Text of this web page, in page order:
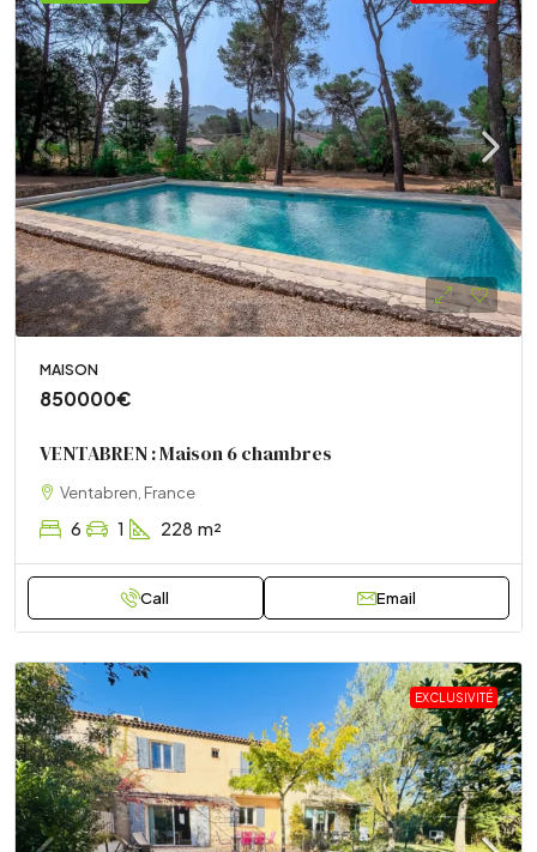
MAISON
850000€
VENTABREN : Maison 6 chambres
Ventabren, France
6 1 228 m²
Call Email
EXCLUSIVITÉ